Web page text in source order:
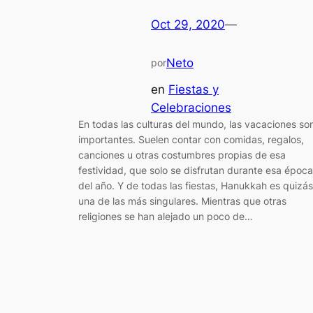
Oct 29, 2020—
porNeto
en Fiestas y
Celebraciones
En todas las culturas del mundo, las vacaciones
importantes. Suelen contar con comidas, regalos,
canciones u otras costumbres propias de esa
festividad, que solo se disfrutan durante esa época
del año. Y de todas las fiestas, Hanukkah es quizás
una de las más singulares. Mientras que otras
religiones se han alejado un poco de…